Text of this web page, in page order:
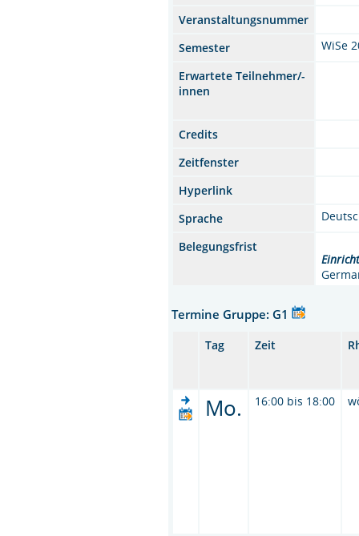
Veranstaltungsnummer
Semester
WiSe
Erwartete Teilnehmer/-
innen
Credits
Zeitfenster
Hyperlink
Sprache
Belegungsfrist
Termine Gruppe: G1
Tag Zeit
Mo. 16:00 bis 18:00